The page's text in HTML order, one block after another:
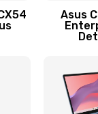
890 руб.
Заказать
Asus